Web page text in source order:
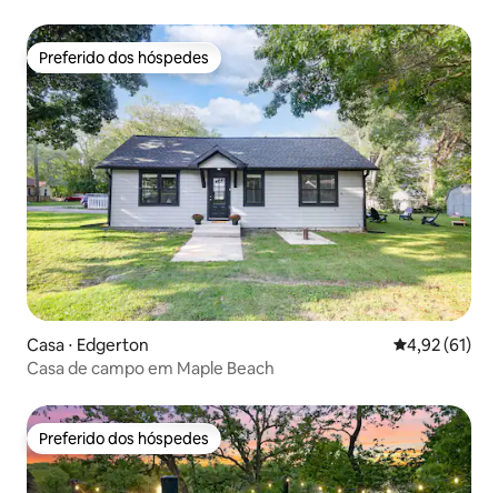
Preferido dos hóspedes
Preferido dos hóspedes
Casa ⋅ Edgerton 4,92 de uma
4,92 (61)
Casa de campo em Maple Beach
Preferido dos hóspedes
Preferido dos hóspedes